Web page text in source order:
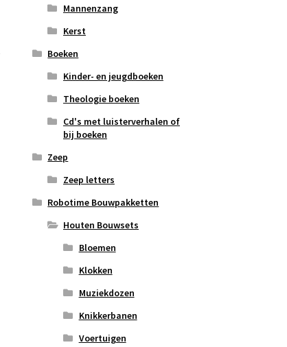
Mannenzang
Kerst
Boeken
Kinder- en jeugdboeken
Theologie boeken
Cd's met luisterverhalen of
bij boeken
Zeep
Zeep letters
Robotime Bouwpakketten
Houten Bouwsets
Bloemen
Klokken
Muziekdozen
Knikkerbanen
Voertuigen